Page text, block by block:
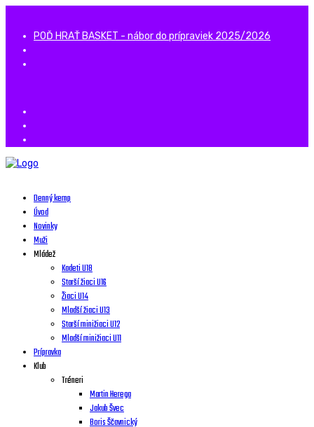
POĎ HRAŤ BASKET - nábor do prípraviek 2025/2026
Denný kemp
Úvod
Novinky
Muži
Mládež
Kadeti U18
Starší žiaci U16
Žiaci U14
Mladší žiaci U13
Starší minižiaci U12
Mladší minižiaci U11
Prípravka
Klub
Tréneri
Martin Herega
Jakub Švec
Boris Ščavnický